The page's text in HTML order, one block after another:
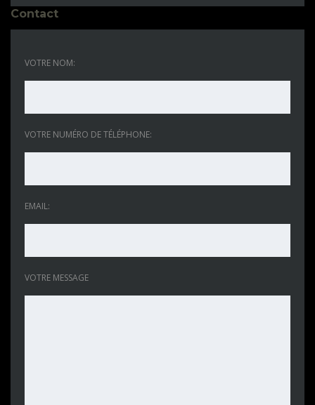
Contact
VOTRE NOM:
VOTRE NUMÉRO DE TÉLÉPHONE:
EMAIL:
VOTRE MESSAGE